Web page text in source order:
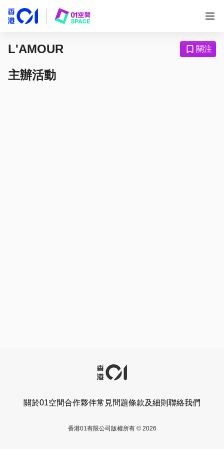
L'AMOUR 關注
主辦活動
關於01空間合作夥伴常見問題條款及細則 聯絡我們
香港01有限公司版權所有 © 2026